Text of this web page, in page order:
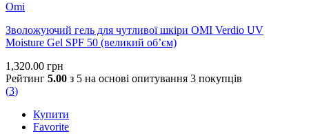
Omi
Зволожуючий гель для чутливої шкіри OMI Verdio UV
Moisture Gel SPF 50 (великий об’єм)
1,320.00 грн
Рейтинг 5.00 з 5 на основі опитування 3 покупців
(3)
Купити
Favorite